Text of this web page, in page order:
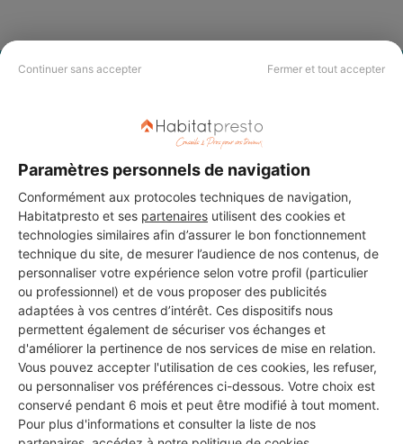
Continuer sans accepter Fermer et tout accepter
Paramètres personnels de navigation
Conformément aux protocoles techniques de navigation,
Habitatpresto et ses partenaires utilisent des cookies et
technologies similaires afin d’assurer le bon fonctionnement
technique du site, de mesurer l’audience de nos contenus, de
personnaliser votre expérience selon votre profil (particulier
ou professionnel) et de vous proposer des publicités
adaptées à vos centres d’intérêt. Ces dispositifs nous
permettent également de sécuriser vos échanges et
d'améliorer la pertinence de nos services de mise en relation.
Vous pouvez accepter l'utilisation de ces cookies, les refuser,
ou personnaliser vos préférences ci-dessous. Votre choix est
conservé pendant 6 mois et peut être modifié à tout moment.
Pour plus d'informations et consulter la liste de nos
CHERCHER ?
Vous souhaitez réaliser des travaux et ne savez quel professionnel
professionnels partout en France.
DEMANDER UN DEVIS